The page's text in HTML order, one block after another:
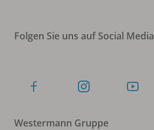
Folgen Sie uns auf Social Media
Westermann Gruppe